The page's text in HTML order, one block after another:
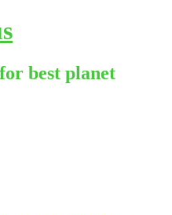
best planet